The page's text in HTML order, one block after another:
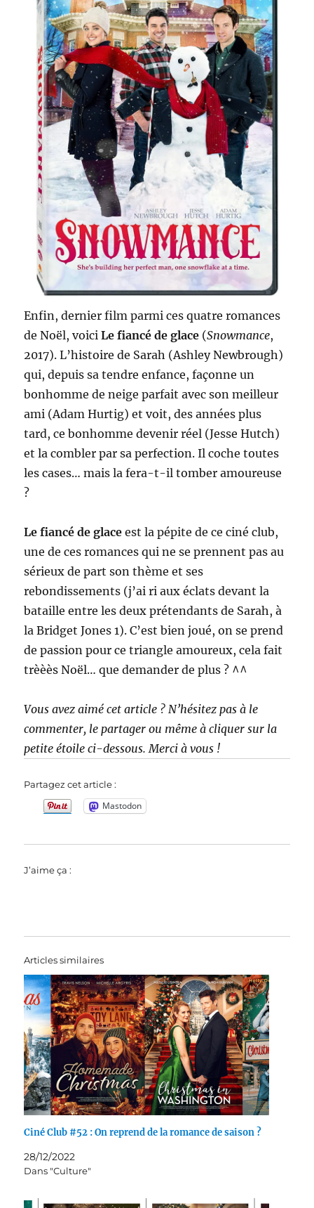
Enfin, dernier film parmi ces quatre romances
de Noël, voiciLe fiancé de glace (Snowmance,
2017). L’histoire de Sarah (Ashley Newbrough)
qui, depuis sa tendre enfance, façonne un
bonhomme de neige parfait avec son meilleur
ami (Adam Hurtig) et voit, des années plus
tard, ce bonhomme devenir réel (Jesse Hutch)
et la combler par sa perfection. Il coche toutes
les cases… mais la fera-t-il tomber amoureuse
?
Le fiancé de glace est la pépite de ce ciné club,
une de ces romances qui ne se prennent pas au
sérieux de part son thème et ses
rebondissements (j’ai ri aux éclats devant la
bataille entre les deux prétendants de Sarah, à
la Bridget Jones 1). C’est bien joué, on se prend
de passion pour ce triangle amoureux, cela fait
trèèès Noël… que demander de plus ? ^^
Vous avez aimé cet article ? N’hésitez pas à le
commenter, le partager ou même à cliquer sur la
petite étoile ci-dessous. Merci à vous !
Partagez cet article :
Mastodon
J’aime ça :
Articles similaires
Ciné Club #52 : On reprend de la romance de saison ?
28/12/2022
Dans "Culture"